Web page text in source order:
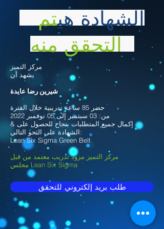
الشهادة هيتم
مركز التميز
يشهد أن
شيرين رضا عايدة
حضر 85 ساعة تدريبية خلال الفترة
من: 03 سبتمبر إلى 05 نوفمبر 2022
& إكمال جميع المتطلبات بنجاح للحصول على
الشهادة على النحو التالي:
Lean Six Sigma Green Belt
مركز التميز مزود تدريب معتمد من قبل
مجلس Lean Six Sigma
طلب بريد إلكتروني للتحقق